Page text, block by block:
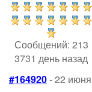
Сообщений: 213
3731 день назад
#164920- 22